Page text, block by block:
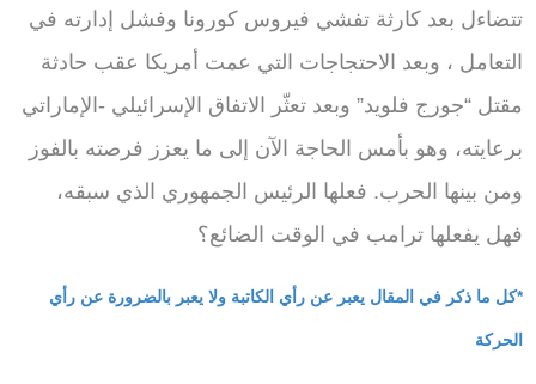
تتضاءل بعد كارثة تفشي فيروس كورونا وفشل إدارته في
التعامل ، وبعد الاحتجاجات التي عمت أمريكا عقب حادثة
مقتل “جورج فلويد” وبعد تعثّر الاتفاق الإسرائيلي -الإماراتي
برعايته، وهو بأمس الحاجة الآن إلى ما يعزز فرصته بالفوز
ومن بينها الحرب. فعلها الرئيس الجمهوري الذي سبقه،
فهل يفعلها ترامب في الوقت الضائع؟
*كل ما ذكر في المقال يعبر عن رأي الكاتبة ولا يعبر بالضرورة عن رأي
الحركة